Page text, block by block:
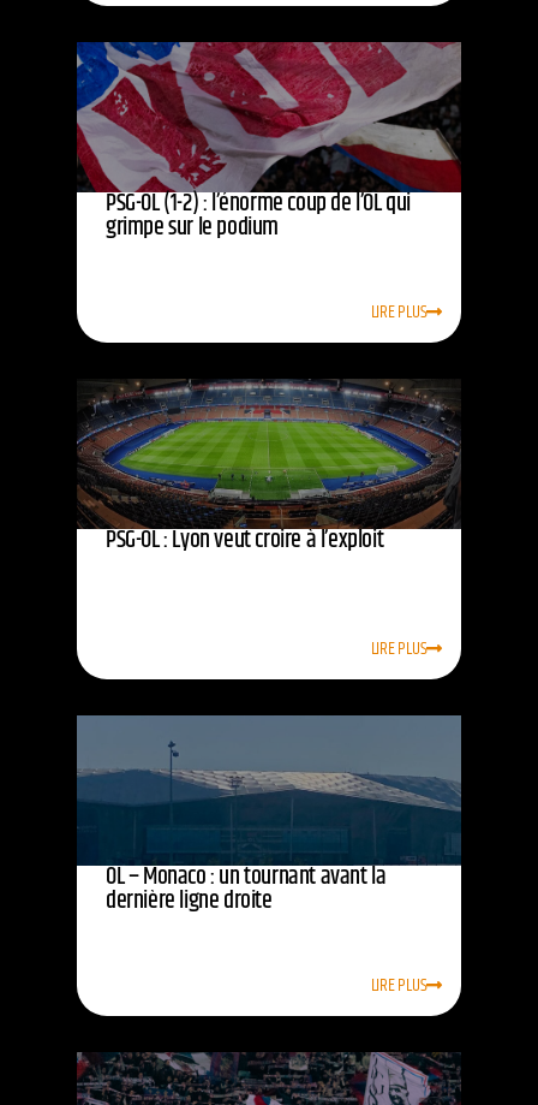
PSG-OL (1-2) : l’énorme coup de l’OL qui
grimpe sur le podium
LIRE PLUS
PSG-OL : Lyon veut croire à l’exploit
LIRE PLUS
OL – Monaco : un tournant avant la
dernière ligne droite
LIRE PLUS